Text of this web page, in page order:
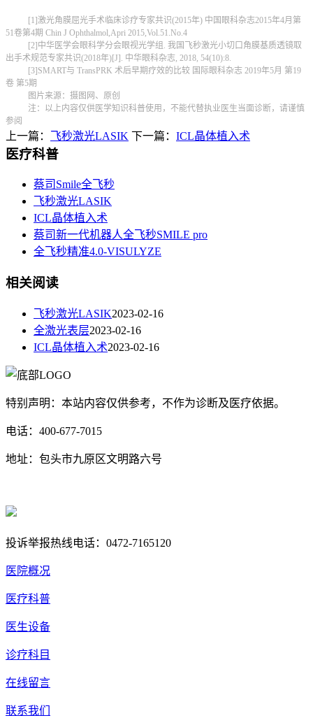
[1]激光角膜屈光手术临床诊疗专家共识(2015年) 中国眼科杂志2015年4月第
51卷第4期 Chin J Ophthalmol,Apri 2015,Vol.51.No.4
[2]中华医学会眼科学分会眼视光学组. 我国飞秒激光小切口角膜基质透镜取
出手术规范专家共识(2018年)[J]. 中华眼科杂志, 2018, 54(10):8.
[3]SMART与 TransPRK 术后早期疗效的比较 国际眼科杂志 2019年5月 第19
卷 第5期
图片来源：摄图网、原创
注：以上内容仅供医学知识科普使用，不能代替执业医生当面诊断，请谨慎
参阅
上一篇： 飞秒激光LASIK 下一篇： ICL晶体植入术
医疗科普
蔡司Smile全飞秒
飞秒激光LASIK
ICL晶体植入术
蔡司新一代机器人全飞秒SMILE pro
全飞秒精准4.0-VISULYZE
相关阅读
飞秒激光LASIK2023-02-16
全激光表层2023-02-16
ICL晶体植入术2023-02-16
特别声明：本站内容仅供参考，不作为诊断及医疗依据。
电话：400-677-7015
地址：包头市九原区文明路六号
投诉举报热线电话：0472-7165120
医院概况
医疗科普
医生设备
诊疗科目
在线留言
联系我们